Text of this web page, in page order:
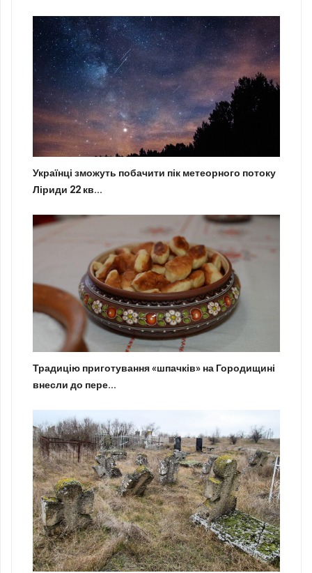
Українці зможуть побачити пік метеорного потоку
Ліриди 22 кв...
Традицію приготування «шпачків» на Городищині
внесли до пере...